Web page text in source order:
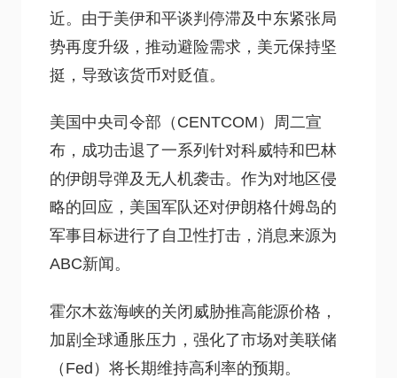
近。由于美伊和平谈判停滞及中东紧张局
势再度升级，推动避险需求，美元保持坚
挺，导致该货币对贬值。
美国中央司令部（CENTCOM）周二宣
布，成功击退了一系列针对科威特和巴林
的伊朗导弹及无人机袭击。作为对地区侵
略的回应，美国军队还对伊朗格什姆岛的
军事目标进行了自卫性打击，消息来源为
ABC新闻。
霍尔木兹海峡的关闭威胁推高能源价格，
加剧全球通胀压力，强化了市场对美联储
（Fed）将长期维持高利率的预期。